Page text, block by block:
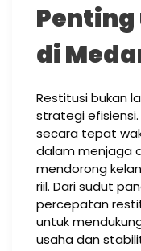
di
Restitusi bukan
strategi
secara tepat
dalam menjaga
mendorong
riil. Dari sudut
percepatan
untuk
usaha dan